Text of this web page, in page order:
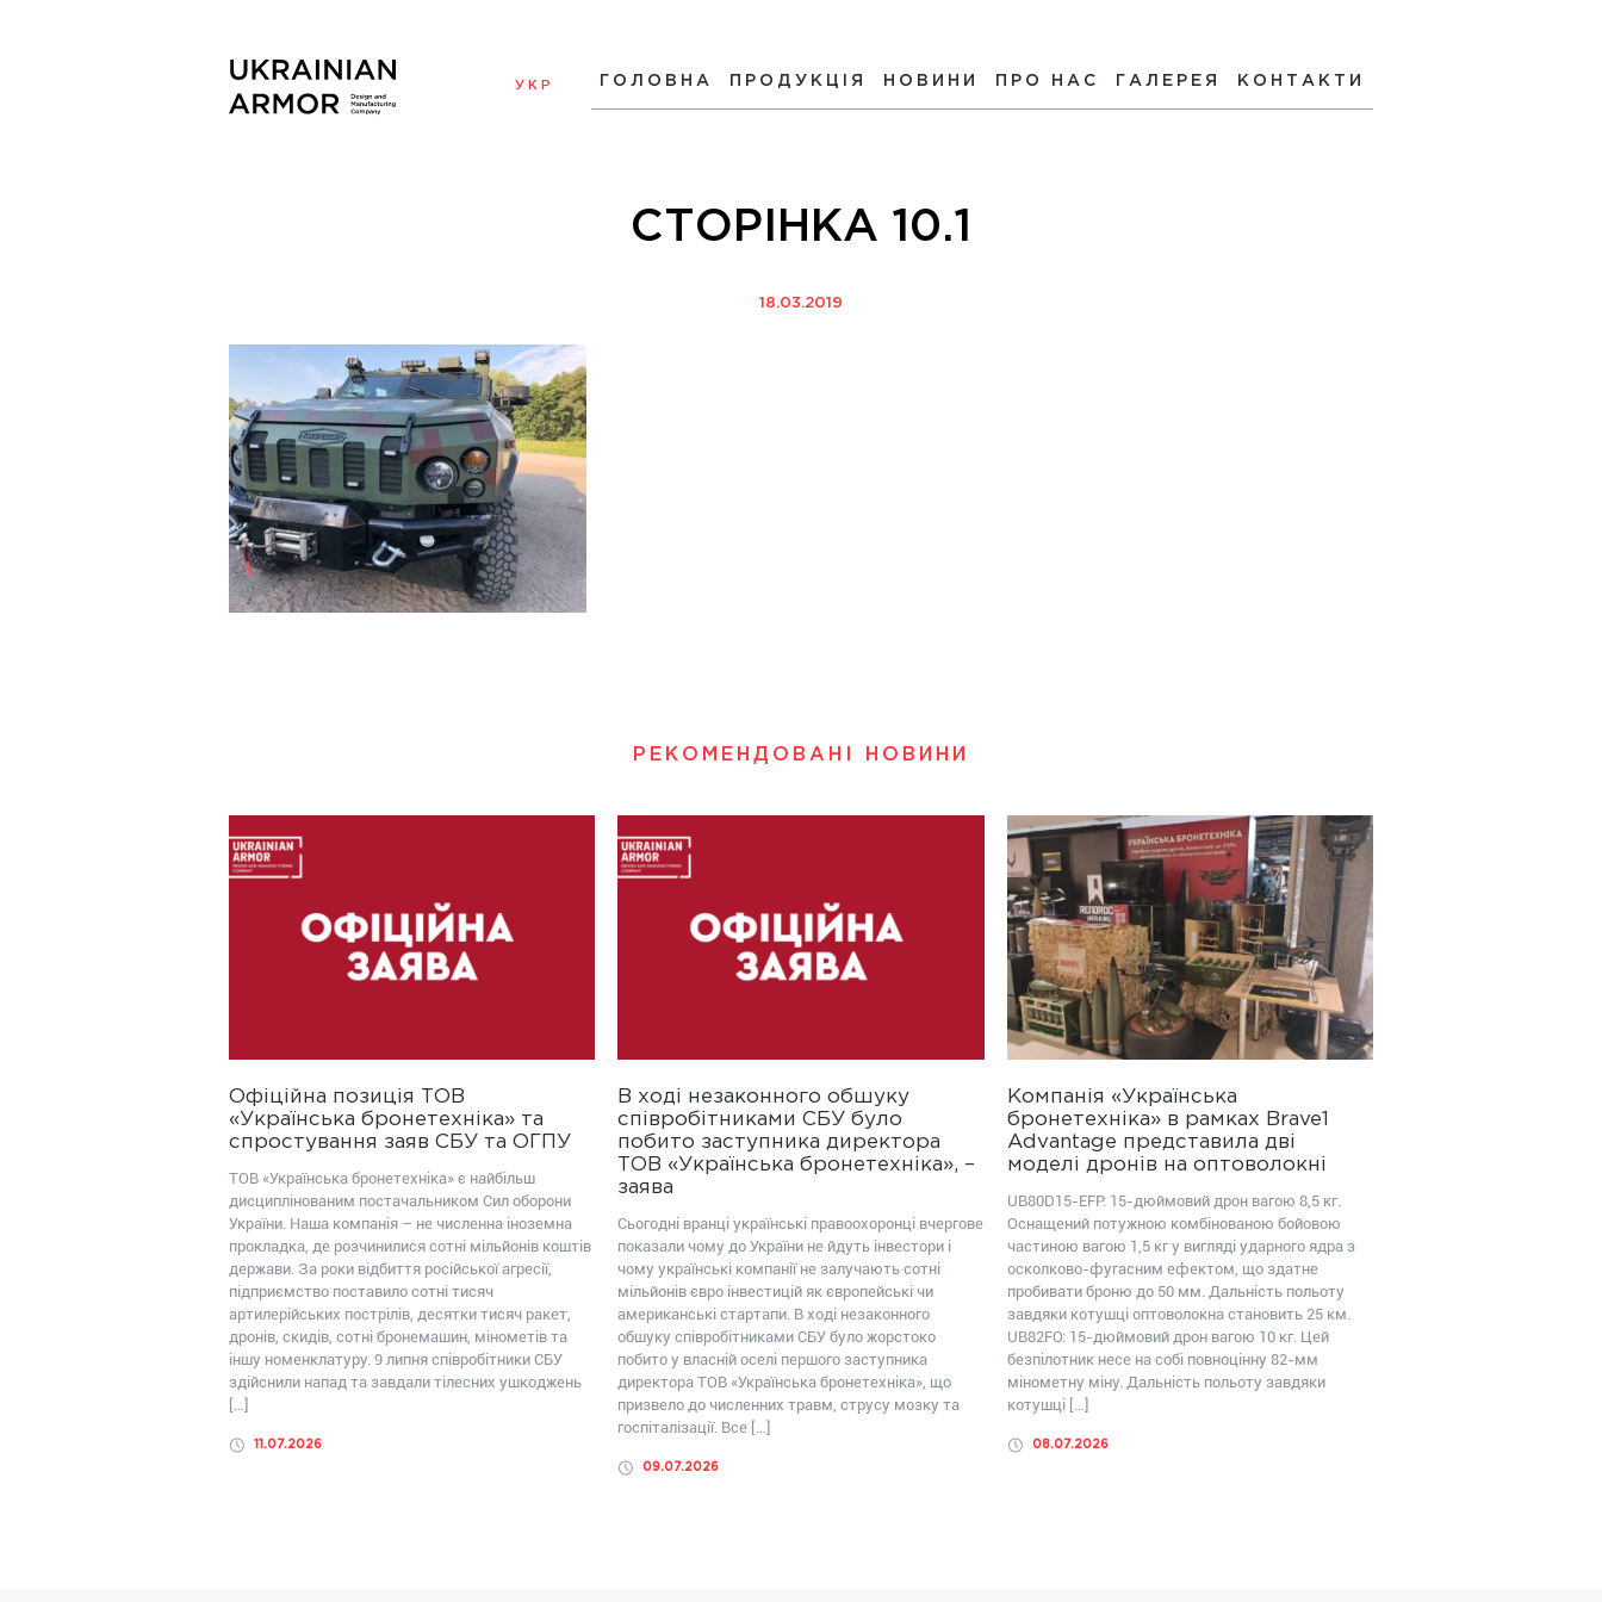
УКР ГОЛОВНА ПРОДУКЦІЯ НОВИНИ ПРО НАС ГАЛЕРЕЯ КОНТАКТИ
СТОРІНКА 10.1
18.03.2019
РЕКОМЕНДОВАНІ НОВИНИ
Офіційна позиція ТОВ
«Українська бронетехніка» та
спростування заяв СБУ та ОГПУ
ТОВ «Українська бронетехніка» є найбільш
дисциплінованим постачальником Сил оборони
України. Наша компанія – не численна іноземна
прокладка, де розчинилися сотні мільйонів коштів
держави. За роки відбиття російської агресії,
підприємство поставило сотні тисяч
артилерійських пострілів, десятки тисяч ракет,
дронів, скидів, сотні бронемашин, мінометів та
іншу номенклатуру. 9 липня співробітники СБУ
здійснили напад та завдали тілесних ушкоджень
[…]
11.07.2026
В ході незаконного обшуку
співробітниками СБУ було
побито заступника директора
ТОВ «Українська бронетехніка», –
заява
Сьогодні вранці українські правоохоронці вчергове
показали чому до України не йдуть інвестори і
чому українські компанії не залучають сотні
мільйонів євро інвестицій як європейські чи
американські стартапи. В ході незаконного
обшуку співробітниками СБУ було жорстоко
побито у власній оселі першого заступника
директора ТОВ «Українська бронетехніка», що
призвело до численних травм, струсу мозку та
госпіталізації. Все […]
09.07.2026
Компанія «Українська
бронетехніка» в рамках Brave1
Advantage представила дві
моделі дронів на оптоволокні
UB80D15-EFP: 15-дюймовий дрон вагою 8,5 кг.
Оснащений потужною комбінованою бойовою
частиною вагою 1,5 кг у вигляді ударного ядра з
осколково-фугасним ефектом, що здатне
пробивати броню до 50 мм. Дальність польоту
завдяки котушці оптоволокна становить 25 км.
UB82FО: 15-дюймовий дрон вагою 10 кг. Цей
безпілотник несе на собі повноцінну 82-мм
мінометну міну. Дальність польоту завдяки
котушці […]
08.07.2026